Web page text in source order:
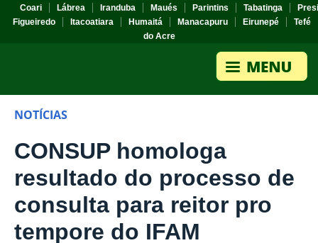
Coari
Lábrea Iranduba Maués Parintins Tabatinga
Figueiredo
Itacoatiara Humaitá Manacapuru Eirunepé
Tefé
do Acre
NOTÍCIAS
CONSUP homologa
resultado do processo de
consulta para reitor pro
tempore do IFAM